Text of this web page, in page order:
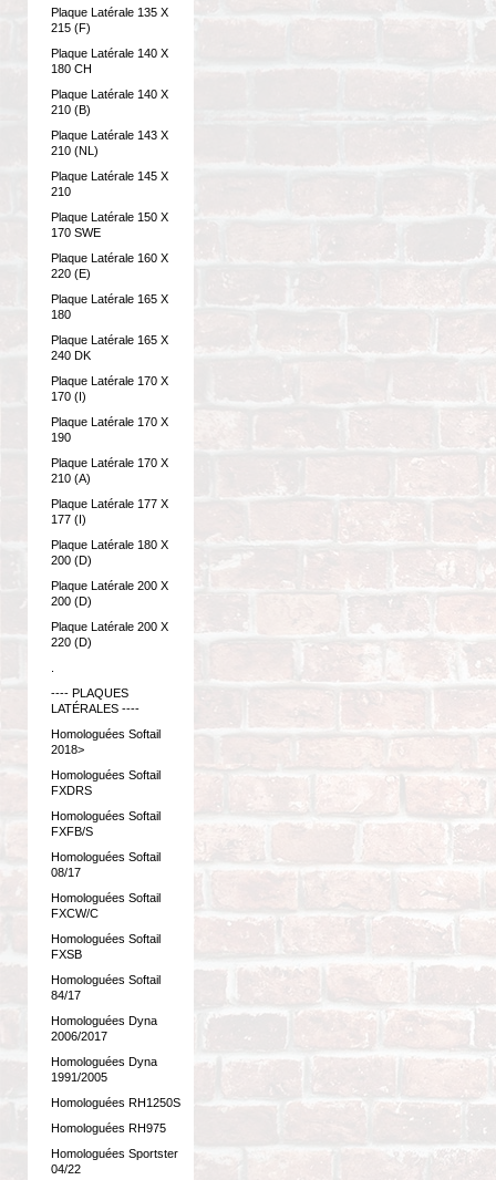
Plaque Latérale 135 X
215 (F)
Plaque Latérale 140 X
180 CH
Plaque Latérale 140 X
210 (B)
Plaque Latérale 143 X
210 (NL)
Plaque Latérale 145 X
210
Plaque Latérale 150 X
170 SWE
Plaque Latérale 160 X
220 (E)
Plaque Latérale 165 X
180
Plaque Latérale 165 X
240 DK
Plaque Latérale 170 X
170 (I)
Plaque Latérale 170 X
190
Plaque Latérale 170 X
210 (A)
Plaque Latérale 177 X
177 (I)
Plaque Latérale 180 X
200 (D)
Plaque Latérale 200 X
200 (D)
Plaque Latérale 200 X
220 (D)
---- PLAQUES
LATÉRALES ----
Homologuées Softail
2018>
Homologuées Softail
FXDRS
Homologuées Softail
FXFB/S
Homologuées Softail
08/17
Homologuées Softail
FXCW/C
Homologuées Softail
FXSB
Homologuées Softail
84/17
Homologuées Dyna
2006/2017
Homologuées Dyna
1991/2005
Homologuées RH1250S
Homologuées RH975
Homologuées Sportster
04/22